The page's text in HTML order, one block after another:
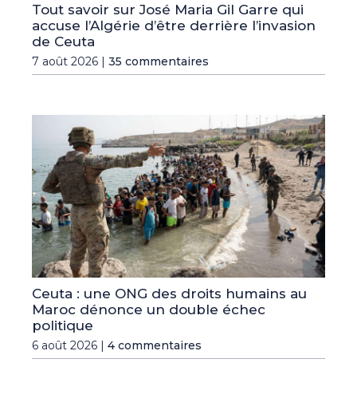
Tout savoir sur José Maria Gil Garre qui
accuse l’Algérie d’être derrière l’invasion
de Ceuta
7 août 2026 | 35 commentaires
Ceuta : une ONG des droits humains au
Maroc dénonce un double échec
politique
6 août 2026 | 4 commentaires